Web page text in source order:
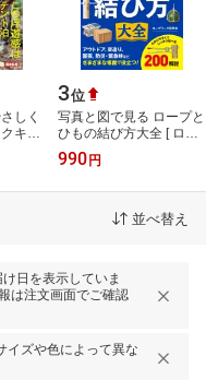
しく
キャ
み ]
3位
写真と図で見る ロープと
ひもの結び方大全 [ ロー
プワーク研究会 ]
990 円
並べ替え
日を表示していま
は注文画面でご確認
イズや色によって異な